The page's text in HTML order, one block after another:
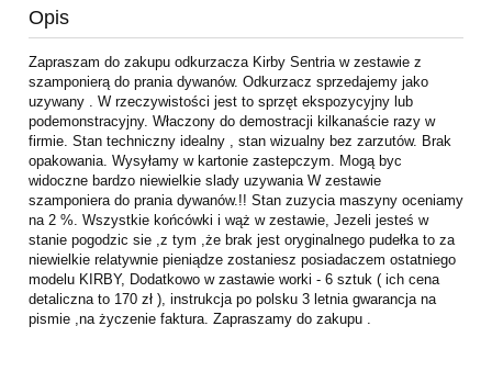
Opis
Zapraszam do zakupu odkurzacza Kirby Sentria w zestawie z
szamponierą do prania dywanów. Odkurzacz sprzedajemy jako
uzywany . W rzeczywistości jest to sprzęt ekspozycyjny lub
podemonstracyjny. Właczony do demostracji kilkanaście razy w
firmie. Stan techniczny idealny , stan wizualny bez zarzutów. Brak
opakowania. Wysyłamy w kartonie zastepczym. Mogą byc
widoczne bardzo niewielkie slady uzywania W zestawie
szamponiera do prania dywanów.!! Stan zuzycia maszyny oceniamy
na 2 %. Wszystkie końcówki i wąż w zestawie, Jezeli jesteś w
stanie pogodzic sie ,z tym ,że brak jest oryginalnego pudełka to za
niewielkie relatywnie pieniądze zostaniesz posiadaczem ostatniego
modelu KIRBY, Dodatkowo w zastawie worki - 6 sztuk ( ich cena
detaliczna to 170 zł ), instrukcja po polsku 3 letnia gwarancja na
pismie ,na życzenie faktura. Zapraszamy do zakupu .